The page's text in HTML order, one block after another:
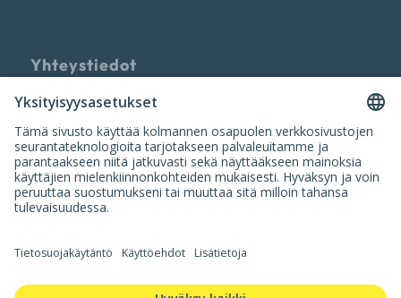
Yhteystiedot
Palvelun tarjoaa
Nuumi Oy
info@nuumi.fi
P. 010 200 2250 (ark. 10-14)
Y-tunnus: 3420554-9